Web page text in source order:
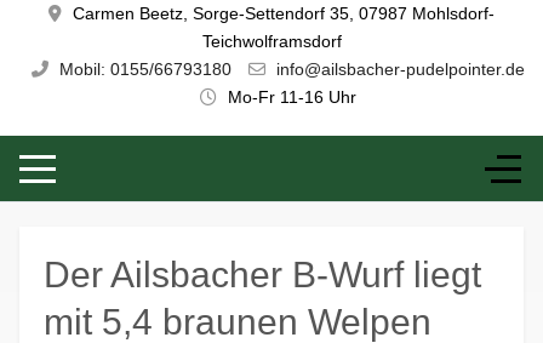
Carmen Beetz, Sorge-Settendorf 35, 07987 Mohlsdorf-
Teichwolframsdorf
Mobil: 0155/66793180
info@ailsbacher-pudelpointer.de
Mo-Fr 11-16 Uhr
Der Ailsbacher B-Wurf liegt
mit 5,4 braunen Welpen